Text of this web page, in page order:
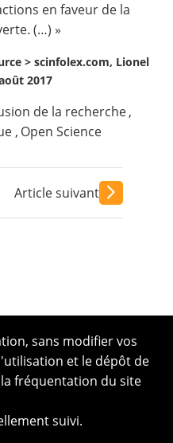
en faveur de la
(…) »
> scinfolex.com, Lionel
2017
de la recherche,
, Open Science
Article suivant
sans modifier vos
et le dépôt de
fréquentation du site
suivi.